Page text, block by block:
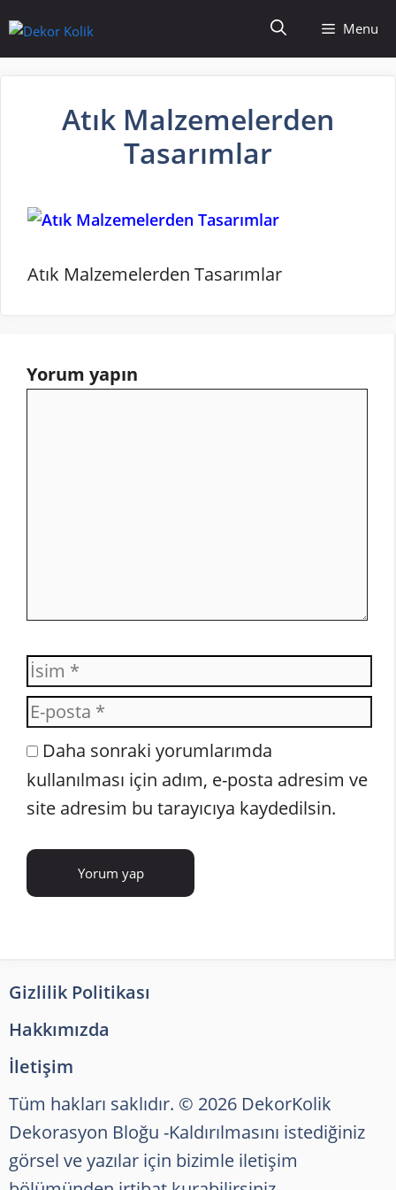
atla
Menu
Atık Malzemelerden
Tasarımlar
Atık Malzemelerden Tasarımlar
Yorum yapın
İsim
E-
İnternet
sitesi
Daha sonraki yorumlarımda
kullanılması için adım, e-posta adresim ve
site adresim bu tarayıcıya kaydedilsin.
Gizlilik Politikası
Hakkımızda
İletişim
Tüm hakları saklıdır. © 2026 DekorKolik
Dekorasyon Bloğu -Kaldırılmasını istediğiniz
görsel ve yazılar için bizimle iletişim